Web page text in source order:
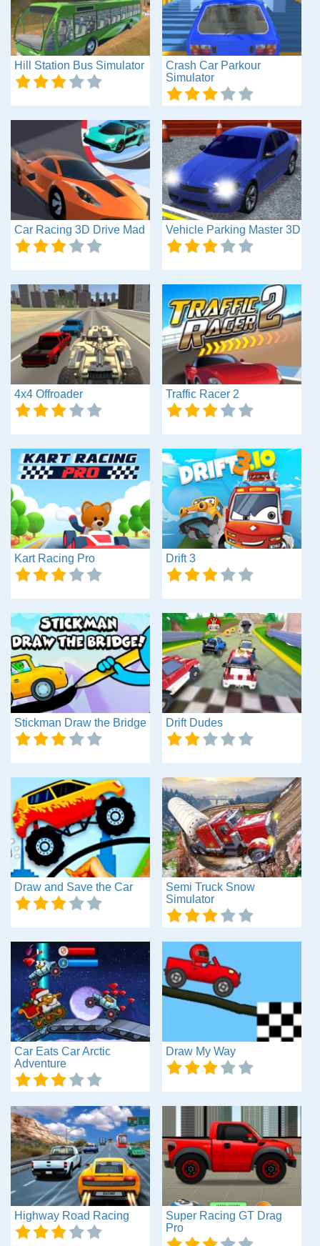
Hill Station Bus Simulator
Crash Car Parkour
Simulator
Car Racing 3D Drive Mad Vehicle Parking Master 3D
4x4 Offroader Traffic Racer 2
Kart Racing Pro Drift 3
Stickman Draw the Bridge Drift Dudes
Draw and Save the Car
Semi Truck Snow
Simulator
Car Eats Car Arctic
Adventure
Draw My Way
Highway Road Racing
Super Racing GT Drag
Pro